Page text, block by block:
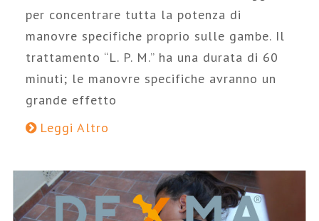
per concentrare tutta la potenza di
manovre specifiche proprio sulle gambe. Il
trattamento “L. P. M.” ha una durata di 60
minuti; le manovre specifiche avranno un
grande effetto
Leggi Altro